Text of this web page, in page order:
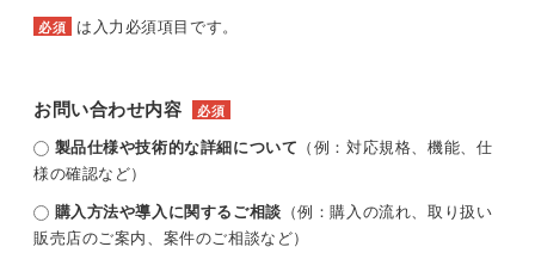
必須 は入力必須項目です。
お問い合わせ内容 必須
製品仕様や技術的な詳細について （例：対応規格、機能、仕
様の確認など）
購入方法や導入に関するご相談 （例：購入の流れ、取り扱い
販売店のご案内、案件のご相談など）